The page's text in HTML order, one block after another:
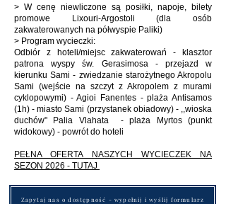
> W cenę niewliczone są posiłki, napoje, bilety
promowe Lixouri-Argostoli (dla osób
zakwaterowanych na półwyspie Paliki)
> Program wycieczki:
Odbiór z hoteli/miejsc zakwaterowań - klasztor
patrona wyspy św. Gerasimosa - przejazd w
kierunku Sami - zwiedzanie starożytnego Akropolu
Sami (wejście na szczyt z Akropolem z murami
cyklopowymi) - Agioi Fanentes - plaża Antisamos
(1h) - miasto Sami (przystanek obiadowy) - ,,wioska
duchów" Palia Vlahata - plaża Myrtos (punkt
widokowy) - powrót do hoteli
PEŁNA OFERTA NASZYCH WYCIECZEK NA
SEZON 2026 - TUTAJ
Zapytaj nas o dostępność - wypełnij i wyślij formularz